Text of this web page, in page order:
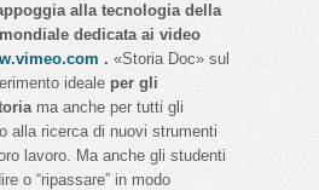
alla tecnologia della
dedicata ai video
. «Storia Doc» sul
ideale per gli
ma anche per tutti gli
alla ricerca di nuovi strumenti
lavoro. Ma anche gli studenti
o “ripassare” in modo